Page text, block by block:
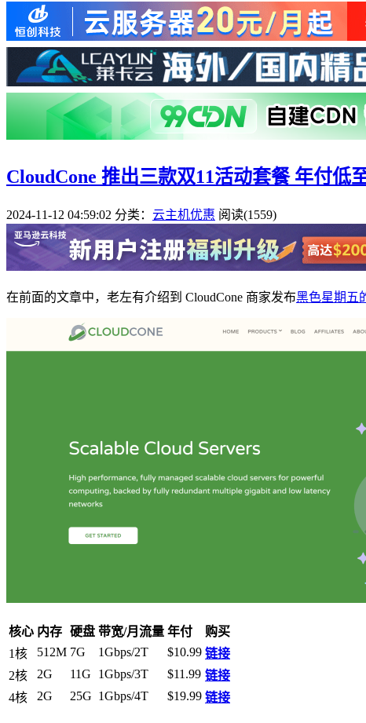
CloudCone 推出三款双11活动套餐 年付低
2024-11-12 04:59:02 分类： 云主机优惠 阅读(1559)
在前面的文章中，老左有介绍到 CloudCone 商家发布黑色星期五
核心 内存 硬盘 带宽/月流量 年付
购买
1核
512M 7G 1Gbps/2T $10.99 链接
2核
2G 11G 1Gbps/3T $11.99 链接
4核
2G 25G 1Gbps/4T $19.99 链接